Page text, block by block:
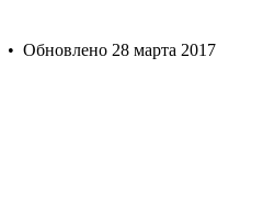
• Обновлено 28 марта 2017